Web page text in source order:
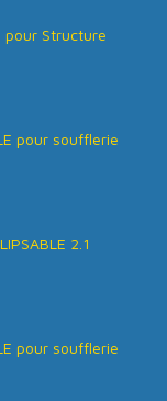
pour Structure
pour soufflerie
2.1
pour soufflerie